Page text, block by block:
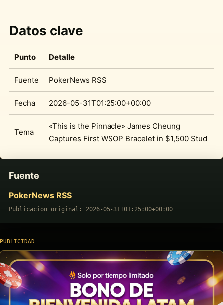
Datos clave
Punto Detalle
Fuente PokerNews RSS
Fecha 2026-05-31T01:25:00+00:00
Tema
«This is the Pinnacle» James Cheung
Captures First WSOP Bracelet in $1,500 Stud
Fuente
PokerNews RSS
Publicacion original: 2026-05-31T01:25:00+00:00
PUBLICIDAD